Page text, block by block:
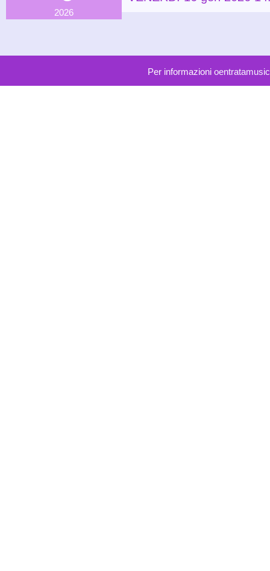
2026
Per informazioni